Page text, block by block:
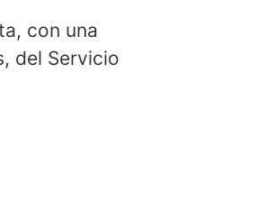
con una
del Servicio